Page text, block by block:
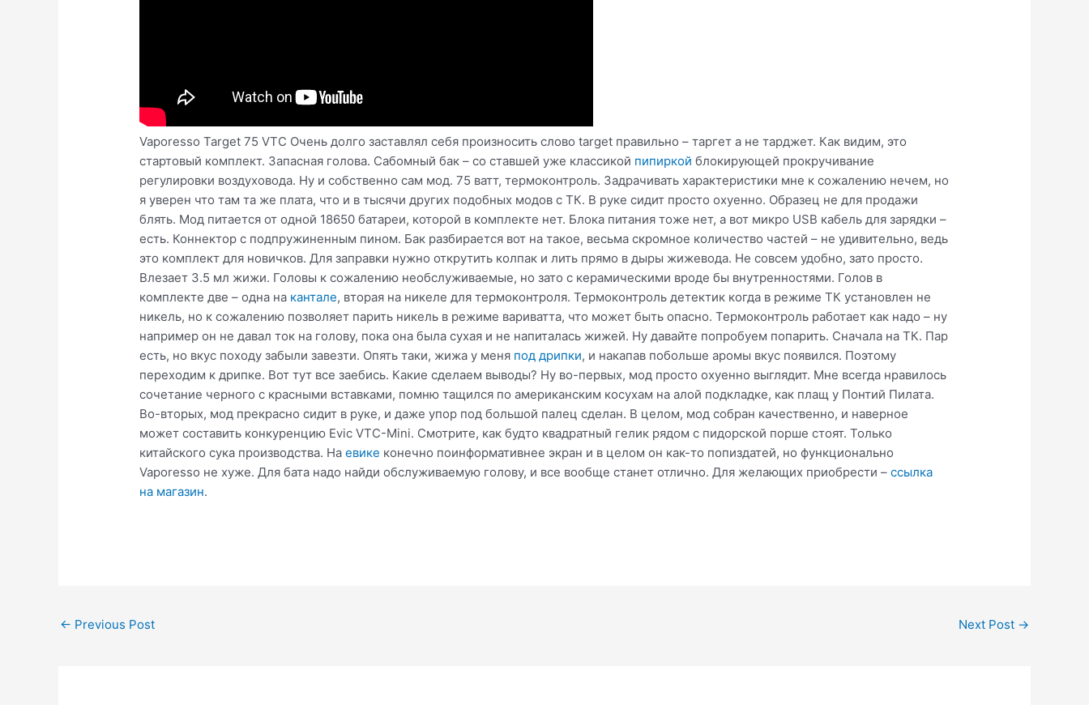
Vaporesso Target 75 VTC Очень долго заставлял себя произносить слово target правильно – таргет а не тарджет. Как видим, это
стартовый комплект. Запасная голова. Сабомный бак – со ставшей уже классикой пипиркой блокирующей прокручивание
регулировки воздуховода. Ну и собственно сам мод. 75 ватт, термоконтроль. Задрачивать характеристики мне к сожалению нечем, но
я уверен что там та же плата, что и в тысячи других подобных модов с ТК. В руке сидит просто охуенно. Образец не для продажи
блять. Мод питается от одной 18650 батареи, которой в комплекте нет. Блока питания тоже нет, а вот микро USB кабель для зарядки –
есть. Коннектор с подпружиненным пином. Бак разбирается вот на такое, весьма скромное количество частей – не удивительно, ведь
это комплект для новичков. Для заправки нужно открутить колпак и лить прямо в дыры жижевода. Не совсем удобно, зато просто.
Влезает 3.5 мл жижи. Головы к сожалению необслуживаемые, но зато с керамическими вроде бы внутренностями. Голов в
комплекте две – одна на кантале, вторая на никеле для термоконтроля. Термоконтроль детектик когда в режиме ТК установлен не
никель, но к сожалению позволяет парить никель в режиме вариватта, что может быть опасно. Термоконтроль работает как надо – ну
например он не давал ток на голову, пока она была сухая и не напиталась жижей. Ну давайте попробуем попарить. Сначала на ТК. Пар
есть, но вкус походу забыли завезти. Опять таки, жижа у меня под дрипки, и накапав побольше аромы вкус появился. Поэтому
переходим к дрипке. Вот тут все заебись. Какие сделаем выводы? Ну во-первых, мод просто охуенно выглядит. Мне всегда нравилось
сочетание черного с красными вставками, помню тащился по американским косухам на алой подкладке, как плащ у Понтий Пилата.
Во-вторых, мод прекрасно сидит в руке, и даже упор под большой палец сделан. В целом, мод собран качественно, и наверное
может составить конкуренцию Evic VTC-Mini. Смотрите, как будто квадратный гелик рядом с пидорской порше стоят. Только
китайского сука производства. Наевике конечно поинформативнее экран и в целом он как-то попиздатей, но функционально
Vaporesso не хуже. Для бата надо найди обслуживаемую голову, и все вообще станет отлично. Для желающих приобрести –ссылка
на магазин.
Post
← Previous Post Next Post →